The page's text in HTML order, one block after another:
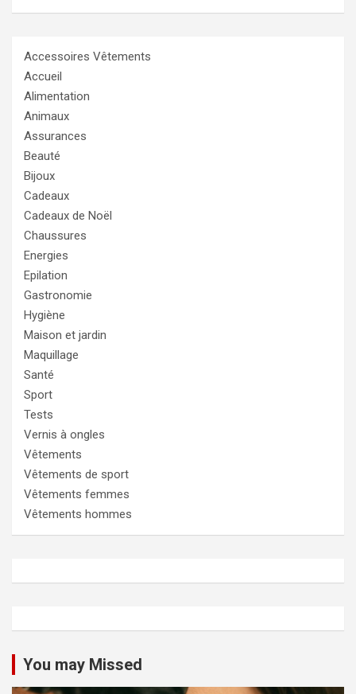
Accessoires Vêtements
Accueil
Alimentation
Animaux
Assurances
Beauté
Bijoux
Cadeaux
Cadeaux de Noël
Chaussures
Energies
Epilation
Gastronomie
Hygiène
Maison et jardin
Maquillage
Santé
Sport
Tests
Vernis à ongles
Vêtements
Vêtements de sport
Vêtements femmes
Vêtements hommes
You may Missed